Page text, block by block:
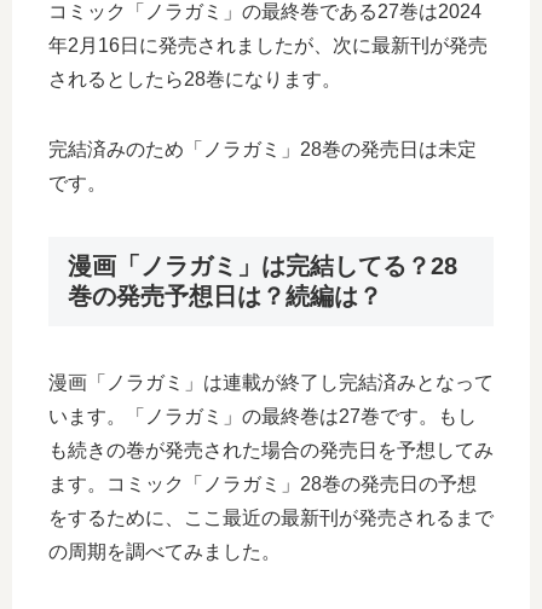
コミック「ノラガミ」の最終巻である27巻は2024
年2月16日に発売されましたが、次に最新刊が発売
されるとしたら28巻になります。
完結済みのため「ノラガミ」28巻の発売日は未定
です。
漫画「ノラガミ」は完結してる？28
巻の発売予想日は？続編は？
漫画「ノラガミ」は連載が終了し完結済みとなって
います。「ノラガミ」の最終巻は27巻です。もし
も続きの巻が発売された場合の発売日を予想してみ
ます。コミック「ノラガミ」28巻の発売日の予想
をするために、ここ最近の最新刊が発売されるまで
の周期を調べてみました。